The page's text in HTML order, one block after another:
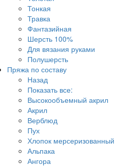
Тонкая
Травка
Фантазийная
Шерсть 100%
Для вязания руками
Полушерсть
Пряжа по составу
Назад
Показать все:
Высокообъемный акрил
Акрил
Верблюд
Пух
Хлопок мерсеризованный
Альпака
Ангора